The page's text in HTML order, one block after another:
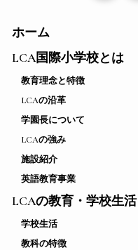
ホーム
LCA国際小学校とは
教育理念と特徴
LCAの沿革
学園長について
LCAの強み
施設紹介
英語教育事業
LCAの教育・学校生活
学校生活
教科の特徴